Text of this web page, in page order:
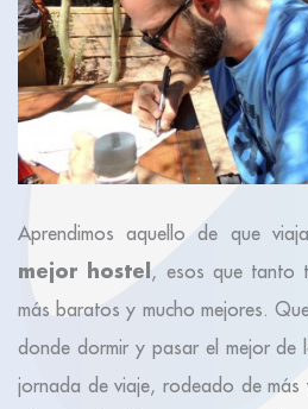
Aprendimos aquello de que
mejor hostel , esos que tanto
más baratos y mucho mejores.
donde dormir y pasar el mejor de
jornada de viaje, rodeado de más